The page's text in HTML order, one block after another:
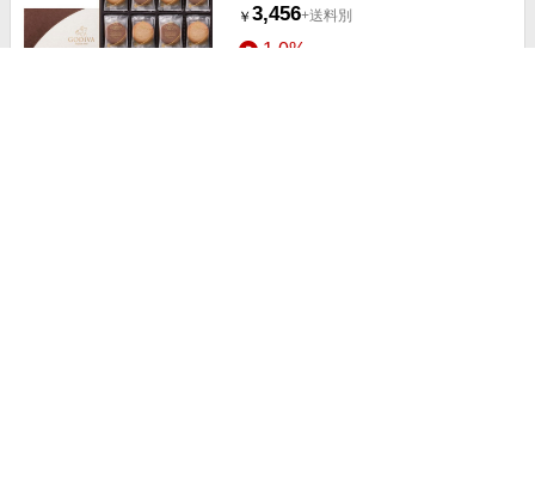
ポ限定 内祝い・お返しギフト 名入
れギフト・顔写真＋名入れギフト
￥ 3,456+送料別
1.0%